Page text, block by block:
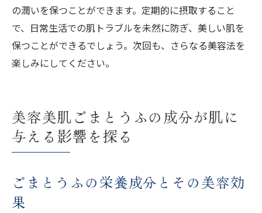
の潤いを保つことができます。定期的に摂取すること
で、日常生活での肌トラブルを未然に防ぎ、美しい肌を
保つことができるでしょう。次回も、さらなる美容法を
楽しみにしてください。
美容美肌ごまとうふの成分が肌に
与える影響を探る
ごまとうふの栄養成分とその美容効
果